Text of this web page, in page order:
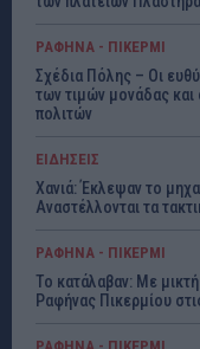
ΡΑΦΗΝΑ - ΠΙΚΕΡΜΙ
Σχέδια Πόλης – Οι
των τιμών μονάδας
πολιτών
ΕΙΔΗΣΕΙΣ
Χανιά: Έκλεψαν το
Αναστέλλονται τα
ΡΑΦΗΝΑ - ΠΙΚΕΡΜΙ
Το κατάλαβαν: Με
Ραφήνας Πικερμίου